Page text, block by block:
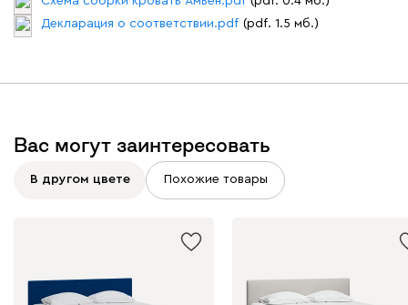
Декларация о соответствии.pdf (pdf. 1.5 мб.)
Вас могут заинтересовать
В другом цвете Похожие товары